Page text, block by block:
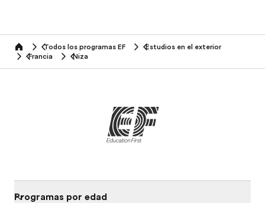
home Todos los programas EF
Estudios en el exterior
Francia
Niza
Programas por edad